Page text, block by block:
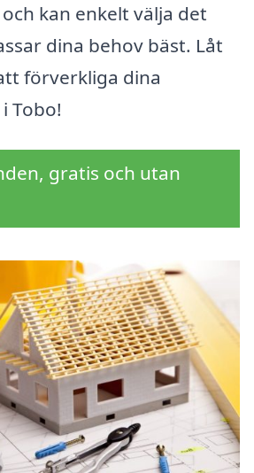
kan enkelt välja det
dina behov bäst. Låt
förverkliga dina
Tobo!
gratis och utan